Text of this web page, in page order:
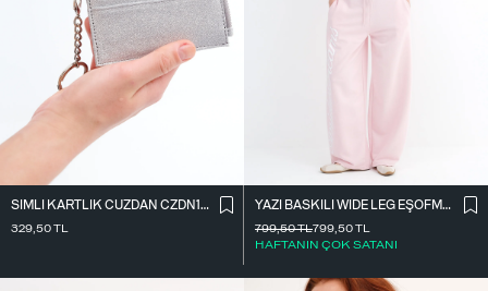
SIMLI KARTLIK CÜZDAN CZDN158
329,50TL
YAZI BASKILI WIDE LEG EŞOFMAN EŞF10698
799,50TL
HAFTANIN ÇOK SATANI
799,50TL